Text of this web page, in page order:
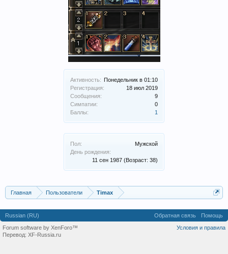
Активность: Понедельник в 01:10
Регистрация:
18 июл 2019
Сообщения:
9
Симпатии:
0
Баллы:
1
Пол:
Мужской
День рождения:
11 сен 1987 (Возраст: 38)
Главная Пользователи Timax
Russian (RU) Обратная связь
Помощь
Условия и правила
Forum software by XenForo™
Перевод: XF-Russia.ru